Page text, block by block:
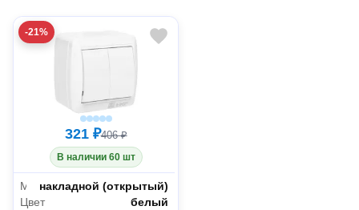
-21%
321 ₽406 ₽
В наличии 60 шт
Монтажнакладной (открытый)
Цвет
белый